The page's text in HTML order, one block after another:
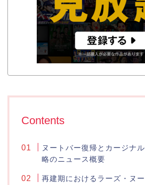
Contents
ヌートバー復帰とカージナ
略のニュース概要
再建期におけるラーズ・ヌ